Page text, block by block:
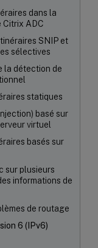
dans la
Citrix ADC
SNIP et
sélectives
la détection de
statiques
basé sur
virtuel
basés sur
sur plusieurs
informations de
de routage
6 (IPv6)